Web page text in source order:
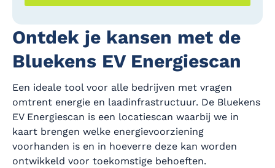
Ontdek je kansen met de
Bluekens EV Energiescan
Een ideale tool voor alle bedrijven met vragen
omtrent energie en laadinfrastructuur. De Bluekens
EV Energiescan is een locatiescan waarbij we in
kaart brengen welke energievoorziening
voorhanden is en in hoeverre deze kan worden
ontwikkeld voor toekomstige behoeften.